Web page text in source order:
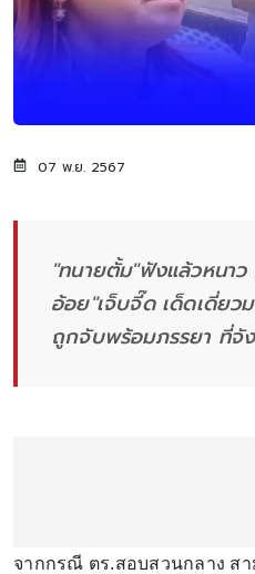
07 พ.ย. 2567
"ทนายตั้ม"ฟังแล้วหนา
อ้อย"เจ็บจี๊ด เด็ดเดี่ยว
ถูกจับพร้อมภรรยา ที่จัง
จากกรณี ตร.สอบสวนกลาง ส